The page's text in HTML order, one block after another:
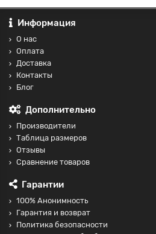
Информация
О нас
Оплата
Доставка
Контакты
Блог
Дополнительно
Производители
Таблица размеров
Отзывы
Сравнение товаров
Гарантии
100% Анонимность
Гарантия и возврат
Политика безопасности